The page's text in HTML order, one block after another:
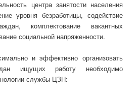
центра занятости населения
уровня безработицы, содействие
комплектование вакантных
социальной напряженности.
и эффективно организовать
ищущих работу необходимо
службы ЦЗН: